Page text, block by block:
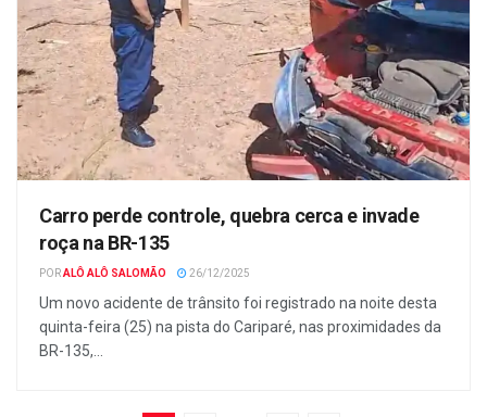
Carro perde controle, quebra cerca e invade
roça na BR-135
PORALÔ ALÔ SALOMÃO 26/12/2025
Um novo acidente de trânsito foi registrado na noite desta
quinta-feira (25) na pista do Cariparé, nas proximidades da
BR-135,...